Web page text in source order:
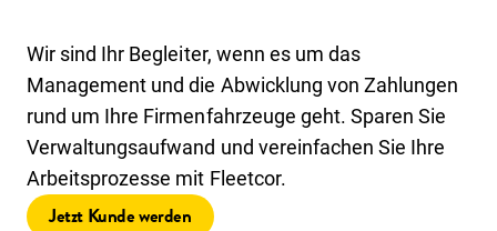
Wir sind Ihr Begleiter, wenn es um das
Management und die Abwicklung von Zahlungen
rund um Ihre Firmenfahrzeuge geht. Sparen Sie
Verwaltungsaufwand und vereinfachen Sie Ihre
Arbeitsprozesse mit Fleetcor.
Jetzt Kunde werden